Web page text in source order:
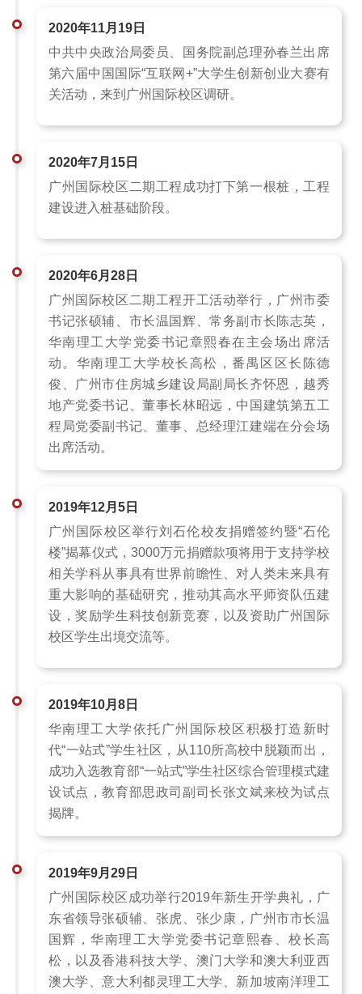
2020年11月19日
中共中央政治局委员、国务院副总理孙春兰出席
第六届中国国际“互联网+”大学生创新创业大赛有
关活动，来到广州国际校区调研。
2020年7月15日
广州国际校区二期工程成功打下第一根桩，工程
建设进入桩基础阶段。
2020年6月28日
广州国际校区二期工程开工活动举行，广州市委
书记张硕辅、市长温国辉、常务副市长陈志英，
华南理工大学党委书记章熙春在主会场出席活
动。华南理工大学校长高松，番禺区区长陈德
俊、广州市住房城乡建设局副局长齐怀恩，越秀
地产党委书记、董事长林昭远，中国建筑第五工
程局党委副书记、董事、总经理江建端在分会场
出席活动。
2019年12月5日
广州国际校区举行刘石伦校友捐赠签约暨“石伦
楼”揭幕仪式，3000万元捐赠款项将用于支持学校
相关学科从事具有世界前瞻性、对人类未来具有
重大影响的基础研究，推动其高水平师资队伍建
设，奖励学生科技创新竞赛，以及资助广州国际
校区学生出境交流等。
2019年10月8日
华南理工大学依托广州国际校区积极打造新时
代“一站式”学生社区，从110所高校中脱颖而出，
成功入选教育部“一站式”学生社区综合管理模式建
设试点，教育部思政司副司长张文斌来校为试点
揭牌。
2019年9月29日
广州国际校区成功举行2019年新生开学典礼，广
东省领导张硕辅、张虎、张少康，广州市市长温
国辉，华南理工大学党委书记章熙春、校长高
松，以及香港科技大学、澳门大学和澳大利亚西
澳大学、意大利都灵理工大学、新加坡南洋理工